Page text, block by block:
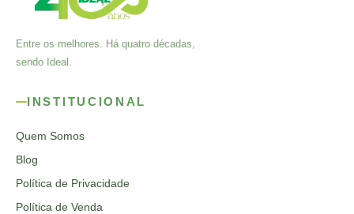
Entre os melhores. Há quatro décadas,
sendo Ideal.
INSTITUCIONAL
Quem Somos
Blog
Política de Privacidade
Política de Venda